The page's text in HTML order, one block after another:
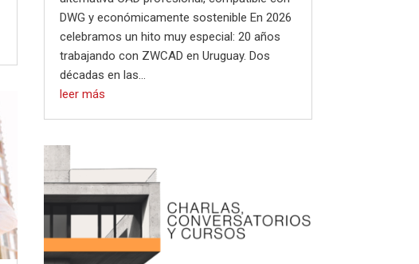
DWG y económicamente sostenible En 2026
celebramos un hito muy especial: 20 años
trabajando con ZWCAD en Uruguay. Dos
décadas en las...
leer más